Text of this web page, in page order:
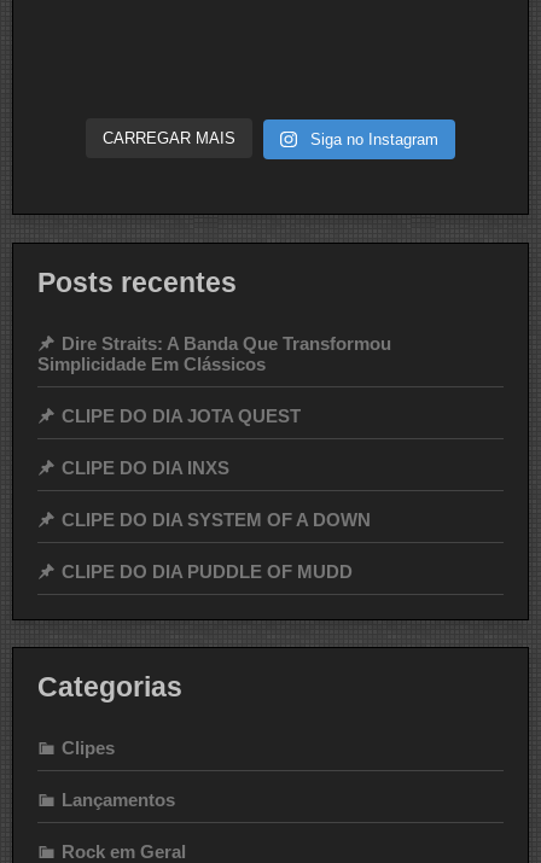
CARREGAR MAIS Siga no Instagram
Posts recentes
Dire Straits: A Banda Que Transformou
Simplicidade Em Clássicos
CLIPE DO DIA JOTA QUEST
CLIPE DO DIA INXS
CLIPE DO DIA SYSTEM OF A DOWN
CLIPE DO DIA PUDDLE OF MUDD
Categorias
Clipes
Lançamentos
Rock em Geral